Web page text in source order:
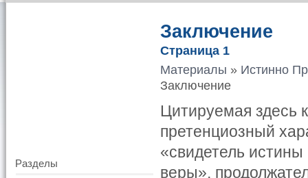
Разделы
Заключение
Страница 1
Материалы » Истинно
Заключение
Цитируемая здесь
претенциозный
«свидетель
веры»,